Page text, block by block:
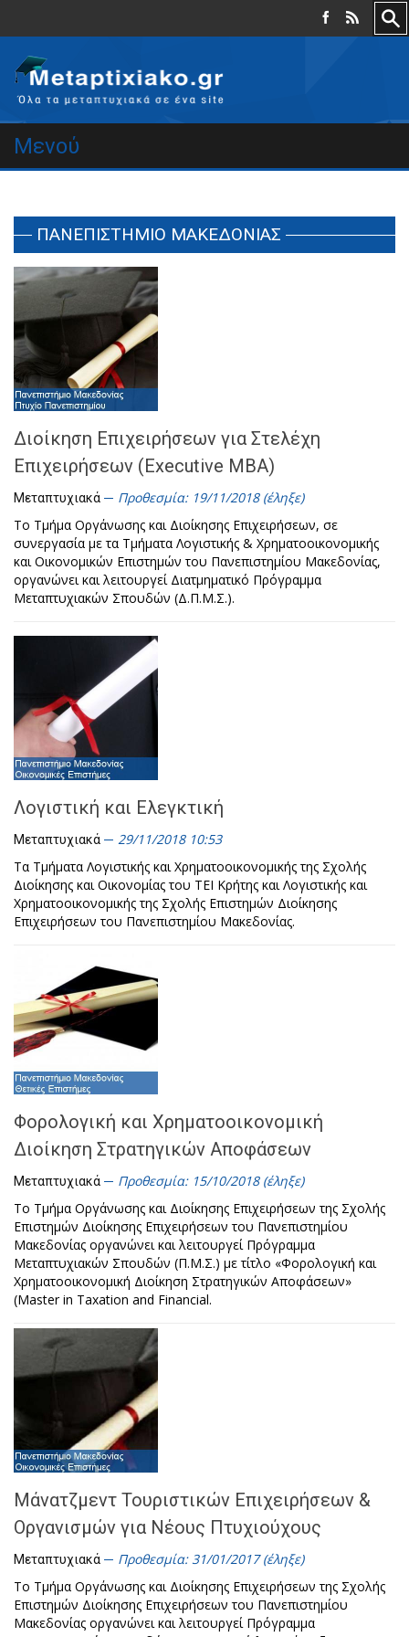
Μενού
ΠΑΝΕΠΙΣΤΗΜΙΟ ΜΑΚΕΔΟΝΙΑΣ
Διοίκηση Επιχειρήσεων για Στελέχη
Επιχειρήσεων (Executive MBA)
Μεταπτυχιακά
Προθεσμία: 19/11/2018 (έληξε)
Το Τμήμα Οργάνωσης και Διοίκησης Επιχειρήσεων, σε
συνεργασία με τα Τμήματα Λογιστικής & Χρηματοοικονομικής
και Οικονομικών Επιστημών του Πανεπιστημίου Μακεδονίας,
οργανώνει και λειτουργεί Διατμηματικό Πρόγραμμα
Μεταπτυχιακών Σπουδών (Δ.Π.Μ.Σ.).
Λογιστική και Ελεγκτική
Μεταπτυχιακά
29/11/2018 10:53
Τα Τμήματα Λογιστικής και Χρηματοοικονομικής της Σχολής
Διοίκησης και Οικονομίας του ΤΕΙ Κρήτης και Λογιστικής και
Χρηματοοικονομικής της Σχολής Επιστημών Διοίκησης
Επιχειρήσεων του Πανεπιστημίου Μακεδονίας.
Φορολογική και Χρηματοοικονομική
Διοίκηση Στρατηγικών Αποφάσεων
Μεταπτυχιακά
Προθεσμία: 15/10/2018 (έληξε)
Το Τμήμα Οργάνωσης και Διοίκησης Επιχειρήσεων της Σχολής
Επιστημών Διοίκησης Επιχειρήσεων του Πανεπιστημίου
Μακεδονίας οργανώνει και λειτουργεί Πρόγραμμα
Μεταπτυχιακών Σπουδών (Π.Μ.Σ.) με τίτλο «Φορολογική και
Χρηματοοικονομική Διοίκηση Στρατηγικών Αποφάσεων»
(Master in Taxation and Financial.
Μάνατζμεντ Τουριστικών Επιχειρήσεων &
Οργανισμών για Νέους Πτυχιούχους
Μεταπτυχιακά
Προθεσμία: 31/01/2017 (έληξε)
Το Τμήμα Οργάνωσης και Διοίκησης Επιχειρήσεων της Σχολής
Επιστημών Διοίκησης Επιχειρήσεων του Πανεπιστημίου
Μακεδονίας οργανώνει και λειτουργεί Πρόγραμμα